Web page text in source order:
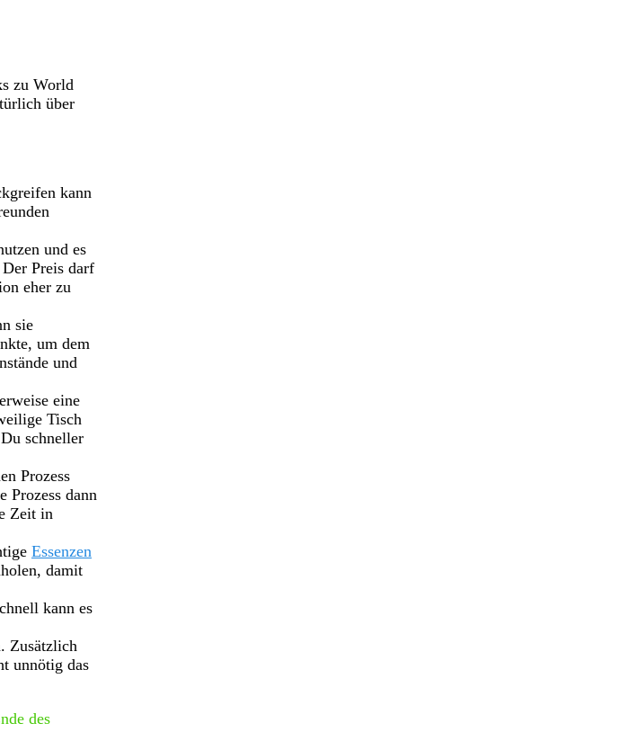
zu World
über
kann
und es
Preis darf
eher zu
sie
um dem
und
eine
Tisch
schneller
Prozess
Prozess dann
Zeit in
Essenzen
damit
kann es
Zusätzlich
unnötig das
des